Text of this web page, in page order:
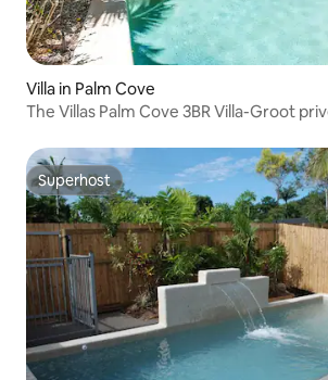
Villa in Palm Cove
The Villas Palm Cove 3BR Villa-Groot
Superhost
Superhost